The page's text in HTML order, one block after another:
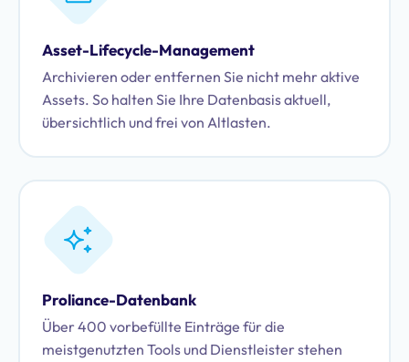
Asset-Lifecycle-Management
Archivieren oder entfernen Sie nicht mehr aktive
Assets. So halten Sie Ihre Datenbasis aktuell,
übersichtlich und frei von Altlasten.
Proliance-Datenbank
Über 400 vorbefüllte Einträge für die
meistgenutzten Tools und Dienstleister stehen